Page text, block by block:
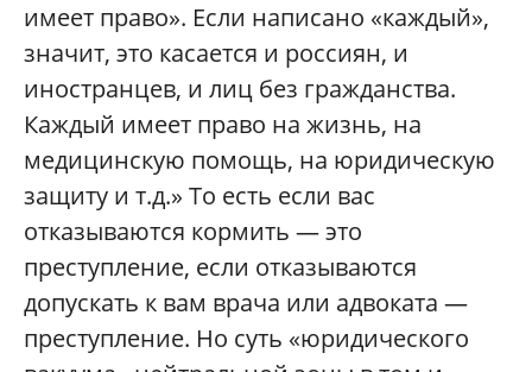
имеет право». Если написано «каждый»,
значит, это касается и россиян, и
иностранцев, и лиц без гражданства.
Каждый имеет право на жизнь, на
медицинскую помощь, на юридическую
защиту и т.д.» То есть если вас
отказываются кормить — это
преступление, если отказываются
допускать к вам врача или адвоката —
преступление. Но суть «юридического